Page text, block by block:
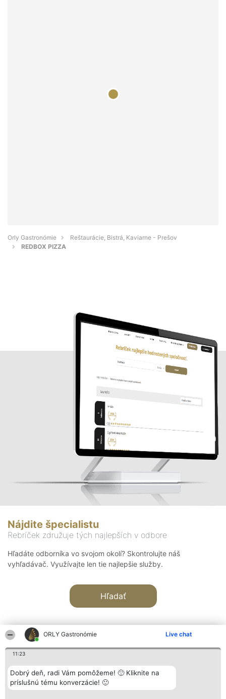
ORLY Gastronómie Live chat
11:23
Dobrý deň, radi Vám pomôžeme! 🙂 Kliknite na
príslušnú tému konverzácie! 🙂
Orly Gastronómie
Reštaurácie, Bistrá, Kaviarne - Prešov
REDBOX PIZZA
Nájdite špecialistu
Rebríček združuje tých najlepších v odbore
Hľadáte odborníka vo svojom okolí? Skontrolujte náš
vyhľadávač. Využívajte len tie najlepšie služby.
Hľadať
Organizátor hodnotenia
Bright Side Solutions sp. z o.
o. sp. k.
Hodnotenie
Laureáti
Lista
Kontakt
Kontakt